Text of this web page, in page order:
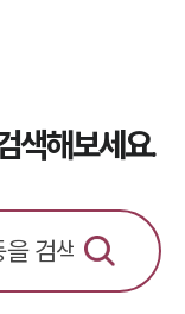
색해보세요.